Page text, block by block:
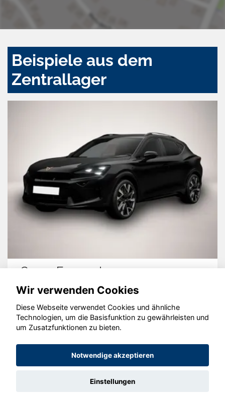
Beispiele aus dem
Zentrallager
Cupra Formentor
© konjunkturmotor.de GmbH 2020 - 2026
Wir verwenden Cookies
Diese Webseite verwendet Cookies und ähnliche
Technologien, um die Basisfunktion zu gewährleisten und
um Zusatzfunktionen zu bieten.
Notwendige akzeptieren
Einstellungen